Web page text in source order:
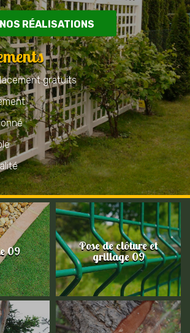
RÉALISATIONS
gratuits
09 Pose de clôture et
grillage 09